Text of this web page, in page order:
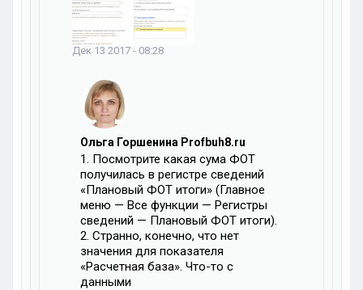
Дек 13 2017 - 08:28
Ольга Горшенина Profbuh8.ru
1. Посмотрите какая сума ФОТ
получилась в регистре сведений
«Плановый ФОТ итоги» (Главное
меню — Все функции — Регистры
сведений — Плановый ФОТ итоги).
2. Странно, конечно, что нет
значения для показателя
«Расчетная база». Что-то с
данными